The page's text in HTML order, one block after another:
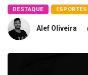
DESTAQUE ESPORTES
Alef Oliveira